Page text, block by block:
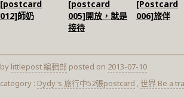
[postcard
012]師奶
[postcard
005]開放，就是
接待
[Postcard
006]旅伴
by littlepost 編輯部 posted on 2013-07-10
category : Dydy's 旅行中52張postcard ,世界 Be a